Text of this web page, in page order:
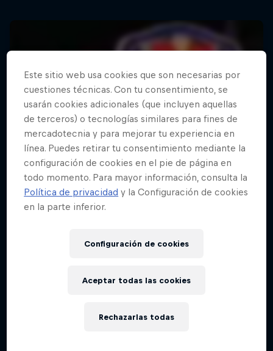
Este sitio web usa cookies que son necesarias por
cuestiones técnicas. Con tu consentimiento, se
usarán cookies adicionales (que incluyen aquellas
de terceros) o tecnologías similares para fines de
mercadotecnia y para mejorar tu experiencia en
línea. Puedes retirar tu consentimiento mediante la
configuración de cookies en el pie de página en
todo momento. Para mayor información, consulta la
Política de privacidad y la Configuración de cookies
en la parte inferior.
Configuración de cookies
Rechazarlas todas
Aceptar todas las cookies